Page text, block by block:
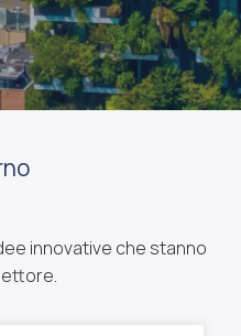
innovative che stanno